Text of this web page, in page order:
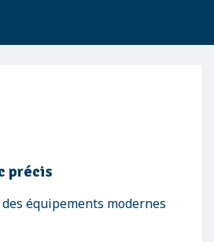
précis
équipements modernes